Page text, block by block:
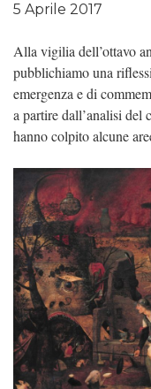
5 Aprile 2017
Alla vigilia dell’ottavo
pubblichiamo una
emergenza e di
a partire dall’analisi del
hanno colpito alcune